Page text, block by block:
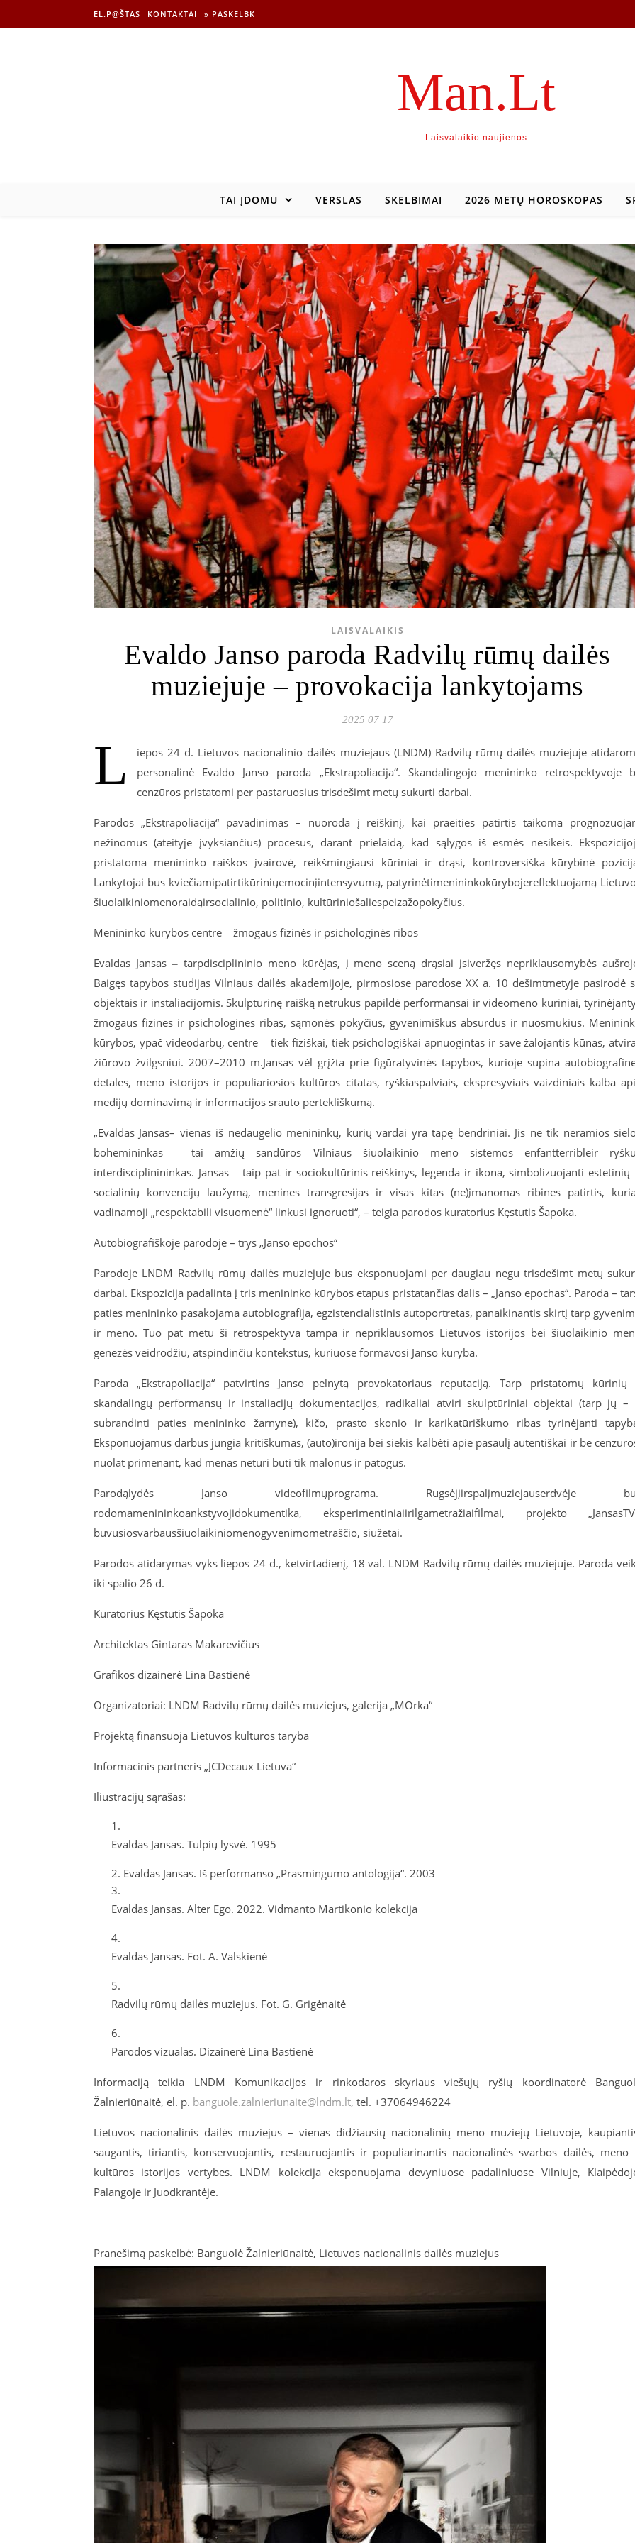
EL.P@ŠTAS KONTAKTAI » PASKELBK
Man.Lt
Laisvalaikio naujienos
TAI ĮDOMU VERSLAS SKELBIMAI 2026 METŲ HOROSKOPAS
LAISVALAIKIS
Evaldo Janso paroda Radvilų rūmų dailės
muziejuje ‒ provokacija lankytojams
2025 07 17
L
iepos 24 d. Lietuvos nacionalinio dailės muziejaus (LNDM) Radvilų rūmų dailės muziejuje
personalinė Evaldo Janso paroda „Ekstrapoliacija“. Skandalingojo menininko retrospektyvoje
cenzūros pristatomi per pastaruosius trisdešimt metų sukurti darbai.
Parodos „Ekstrapoliacija“ pavadinimas – nuoroda į reiškinį, kai praeities patirtis taikoma
nežinomus (ateityje įvyksiančius) procesus, darant prielaidą, kad sąlygos iš esmės nesikeis.
pristatoma menininko raiškos įvairovė, reikšmingiausi kūriniai ir drąsi, kontroversiška kūrybinė
Lankytojai bus kviečiamipatirtikūriniųemocinįintensyvumą, patyrinėtimenininkokūrybojereflektuojamą
šiuolaikiniomenoraidąirsocialinio, politinio, kultūriniošaliespeizažopokyčius.
Menininko kūrybos centre ‒ žmogaus fizinės ir psichologinės ribos
Evaldas Jansas‒ tarpdisciplininio meno kūrėjas, į meno sceną drąsiai įsiveržęs nepriklausomybės
Baigęs tapybos studijas Vilniaus dailės akademijoje, pirmosiose parodose XX a. 10 dešimtmetyje pasirodė
objektais ir instaliacijomis. Skulptūrinę raišką netrukus papildė performansai ir videomeno kūriniai,
žmogaus fizines ir psichologines ribas, sąmonės pokyčius, gyvenimiškus absurdus ir nuosmukius.
kūrybos, ypač videodarbų, centre ‒ tiek fiziškai, tiek psichologiškai apnuogintas ir save žalojantis kūnas,
žiūrovo žvilgsniui. 2007–2010 m.Jansas vėl grįžta prie figūratyvinės tapybos, kurioje supina
detales, meno istorijos ir populiariosios kultūros citatas, ryškiaspalviais, ekspresyviais vaizdiniais kalba
medijų dominavimą ir informacijos srauto pertekliškumą.
„Evaldas Jansas– vienas iš nedaugelio menininkų, kurių vardai yra tapę bendriniai. Jis ne tik neramios
bohemininkas ‒taiamžių sandūros Vilniaus šiuolaikinio meno sistemos enfantterribleir
interdisciplinininkas. Jansas‒ taip pat ir sociokultūrinis reiškinys, legenda ir ikona, simbolizuojanti estetinių
socialinių konvencijų laužymą, menines transgresijas ir visas kitas (ne)įmanomas ribines patirtis,
vadinamoji „respektabili visuomenė“ linkusi ignoruoti“, – teigia parodos kuratorius Kęstutis Šapoka.
Autobiografiškoje parodoje – trys „Janso epochos“
Parodoje LNDM Radvilų rūmų dailės muziejuje bus eksponuojami per daugiau negu trisdešimt metų
darbai. Ekspozicija padalinta į tris menininko kūrybos etapus pristatančias dalis – „Jansoepochas“. Paroda –
paties menininko pasakojama autobiografija, egzistencialistinis autoportretas, panaikinantis skirtį tarp
ir meno. Tuo pat metu ši retrospektyva tampa ir nepriklausomos Lietuvos istorijos bei šiuolaikinio
genezės veidrodžiu, atspindinčiu kontekstus, kuriuose formavosi Janso kūryba.
Paroda „Ekstrapoliacija“ patvirtins Janso pelnytą provokatoriaus reputaciją. Tarp pristatomų kūrinių
skandalingų performansų ir instaliacijų dokumentacijos, radikaliai atviri skulptūriniai objektai (tarp jų –
subrandinti paties menininko žarnyne), kičo, prasto skonio ir karikatūriškumo ribas tyrinėjanti
Eksponuojamus darbus jungia kritiškumas, (auto)ironija bei siekis kalbėti apie pasaulį autentiškai ir be
nuolat primenant, kad menas neturi būti tik malonus ir patogus.
Parodąlydės Janso videofilmųprograma. Rugsėjįirspalįmuziejauserdvėje
rodomamenininkoankstyvojidokumentika, eksperimentiniaiirilgametražiaifilmai, projekto „Jansas
buvusiosvarbausšiuolaikiniomenogyvenimometraščio, siužetai.
Parodos atidarymas vyks liepos 24 d., ketvirtadienį, 18 val. LNDM Radvilų rūmų dailės muziejuje. Paroda
iki spalio 26 d.
Kuratorius Kęstutis Šapoka
Architektas Gintaras Makarevičius
Grafikos dizainerė Lina Bastienė
Organizatoriai: LNDM Radvilų rūmų dailės muziejus, galerija „MOrka“
Projektą finansuoja Lietuvos kultūros taryba
Informacinis partneris „JCDecaux Lietuva“
Iliustracijų sąrašas:
Evaldas Jansas. Tulpių lysvė. 1995
Evaldas Jansas. Iš performanso „Prasmingumo antologija“. 2003
Evaldas Jansas. Alter Ego. 2022. Vidmanto Martikonio kolekcija
Evaldas Jansas. Fot. A. Valskienė
Radvilų rūmų dailės muziejus. Fot. G. Grigėnaitė
Parodos vizualas. Dizainerė Lina Bastienė
Informaciją teikia LNDM Komunikacijos ir rinkodaros skyriaus viešųjų ryšių koordinatorė
Žalnieriūnaitė, el. p. banguole.zalnieriunaite@lndm.lt, tel. +37064946224
Lietuvos nacionalinis dailės muziejus – vienas didžiausių nacionalinių meno muziejų Lietuvoje,
saugantis, tiriantis, konservuojantis, restauruojantis ir populiarinantis nacionalinės svarbos dailės, meno
kultūros istorijos vertybes. LNDM kolekcija eksponuojama devyniuose padaliniuose Vilniuje,
Palangoje ir Juodkrantėje.
Pranešimą paskelbė: Banguolė Žalnieriūnaitė, Lietuvos nacionalinis dailės muziejus